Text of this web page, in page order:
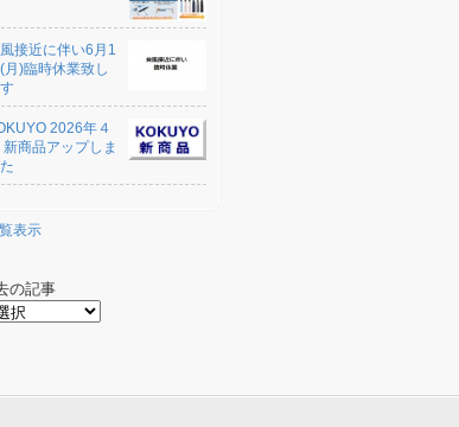
接近に伴い6月1
月)臨時休業致し
2026年４
新商品アップしま
表示
の記事